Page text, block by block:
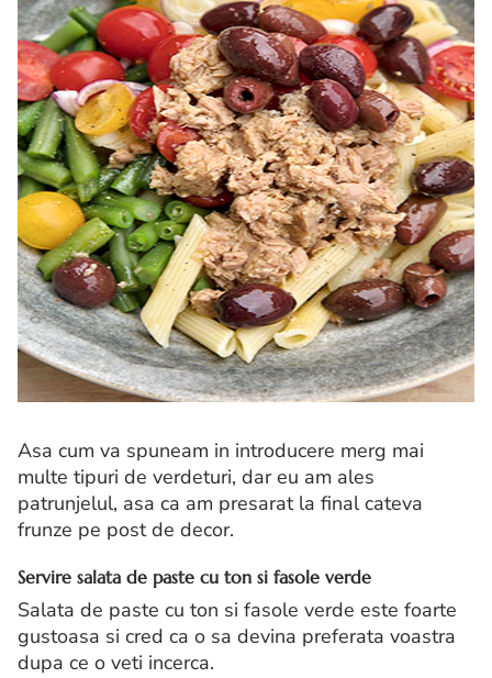
Asa cum va spuneam in introducere merg mai
multe tipuri de verdeturi, dar eu am ales
patrunjelul, asa ca am presarat la final cateva
frunze pe post de decor.
Servire salata de paste cu ton si fasole verde
Salata de paste cu ton si fasole verde este foarte
gustoasa si cred ca o sa devina preferata voastra
dupa ce o veti incerca.